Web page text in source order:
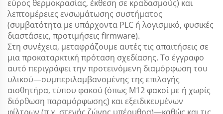
εύρος θερμοκρασίας, έκθεση σε κραδασμούς) και
λεπτομέρειες ενσωμάτωσης συστήματος
(συμβατότητα με υπάρχοντα PLC ή λογισμικό, φυσικές
διαστάσεις, προτιμήσεις firmware).
Στη συνέχεια, μεταφράζουμε αυτές τις απαιτήσεις σε
μια προκαταρκτική πρόταση σχεδίασης. Το έγγραφο
αυτό περιγράφει την προτεινόμενη διαμόρφωση του
υλικού—συμπεριλαμβανομένης της επιλογής
αισθητήρα, τύπου φακού (όπως M12 φακοί με ή χωρίς
διόρθωση παραμόρφωσης) και εξειδικευμένων